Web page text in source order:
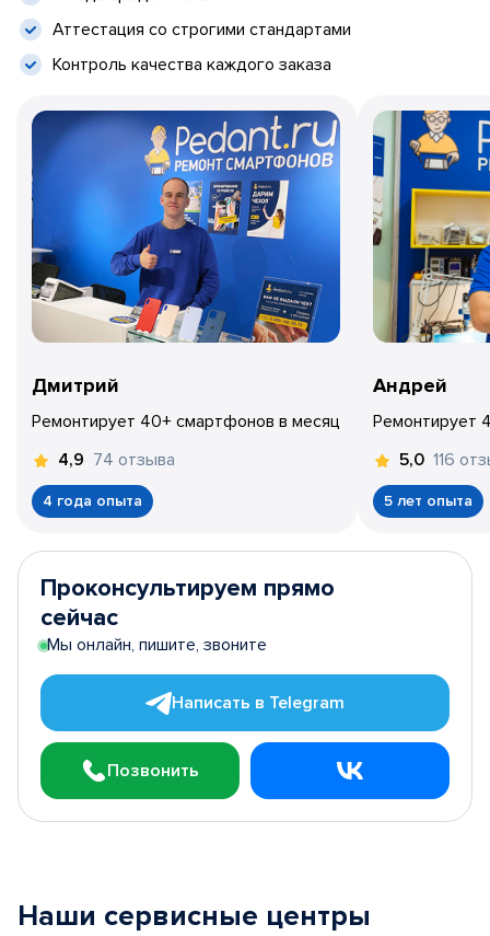
Аттестация со строгими стандартами
Контроль качества каждого заказа
Дмитрий
Ремонтирует 40+ смартфонов в месяц
4,9 74 отзыва
4 года опыта
Андрей
Ремонтирует
5,0 116
5 лет опыта
Проконсультируем прямо
сейчас
Мы онлайн, пишите, звоните
Написать в Telegram
Позвонить
Наши сервисные центры